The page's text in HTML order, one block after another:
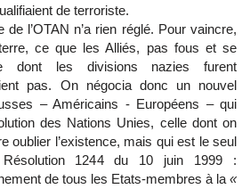
de terroriste.
l’OTAN n’a rien réglé. Pour vaincre,
ce que les Alliés, pas fous et se
dont les divisions nazies furent
pas. On négocia donc un nouvel
– Américains - Européens – qui
des Nations Unies, celle dont on
oublier l’existence, mais qui est le seul
1244 du 10 juin 1999 :
de tous les Etats-membres à la «